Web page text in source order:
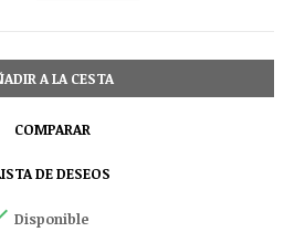
A LA CESTA
COMPARAR
DE DESEOS
Disponible